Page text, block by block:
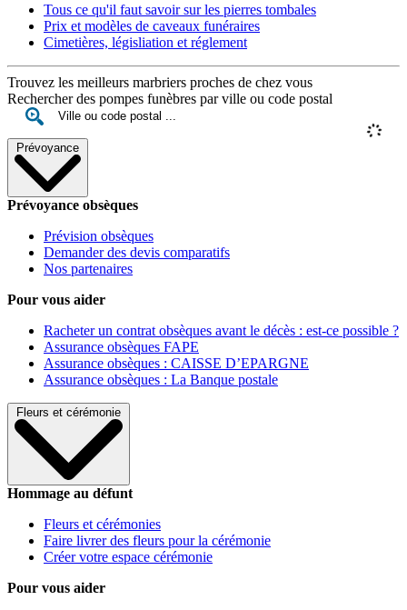
Tous ce qu'il faut savoir sur les pierres tombales
Prix et modèles de caveaux funéraires
Cimetières, législiation et réglement
Trouvez les meilleurs marbriers proches de chez vous
Rechercher des pompes funèbres par ville ou code postal
Prévoyance
Prévoyance obsèques
Prévision obsèques
Demander des devis comparatifs
Nos partenaires
Pour vous aider
Racheter un contrat obsèques avant le décès : est-ce possible ?
Assurance obsèques FAPE
Assurance obsèques : CAISSE D’EPARGNE
Assurance obsèques : La Banque postale
Fleurs et cérémonie
Hommage au défunt
Fleurs et cérémonies
Faire livrer des fleurs pour la cérémonie
Créer votre espace cérémonie
Pour vous aider